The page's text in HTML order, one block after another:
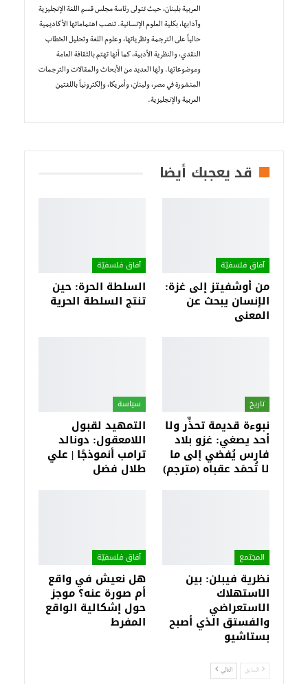
العربية بلبنان، حيث تتولى رئاسة مجلس قسم اللغة الإنجليزية
وآدابها، بكلية العلوم الإنسانية. تنصب اهتماماتها الأكاديمية
حالياً على الترجمة ونظرياتها، وعلوم اللغة وتحليل الخطاب
النقدي، والنظرية الأدبية، كما أنها تهتم بالثقافة العامة
وموضوعاتها. ولها العديد من الأبحاث والمقالات والترجمات
المنشورة في مصر، ولبنان، وأمريكا، وإلكترونياً باللغتين
العربية والإنجليزية.
قد يعجبك أيضا
آفاق فلسفيّة‎
من أوشفيتز إلى غزة:
الإنسان يبحث عن
المعنى
آفاق فلسفيّة‎
السلطة الحرة: حين
تنتج السلطة الحرية
تاريخ
نبوءة قديمة تحذِّر ولا
أحد يصغي: غزو بلاد
فارس يُفضي إلى ما
لا تُحمَد عقباه (مترجم)
سياسة
التمهيد لقبول
اللامعقول: دونالد
ترامب أنموذجًا | علي
طلال فضل
المجتمع
نظرية فيبلن: بين
الاستهلاك
الاستعراضي
والفستق الذي أصبح
بستاشيو
آفاق فلسفيّة‎
هل نعيش في واقع
أم صورة عنه؟ موجز
حول إشكالية الواقع
المفرط
السابق التالي